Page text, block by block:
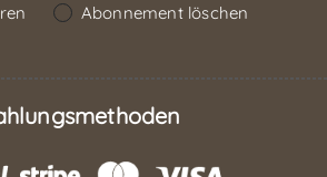
Abonnement löschen